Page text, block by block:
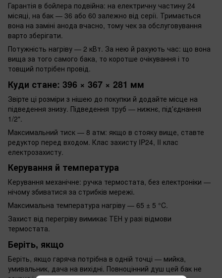
Гарантія в бойлера подвійна: на електричну частину 24
місяці, на бак — 36 або 60 залежно від серії. Тримається
вона на заміні анода вчасно, тому чек за обслуговування
варто зберігати.
Потужність нагріву — 2 кВт. За нею й рахують час: що вона
вища за того самого бака, то коротше очікування і то
товщий потрібен провід.
Куди стане: 396 × 367 × 281 мм
Звірте ці розміри з нішею до покупки й додайте місце на
підведення знизу. Підведення труб — нижнє, підʼєднання
1/2".
Максимальний тиск — 8 атм: якщо в стояку вище, ставте
редуктор перед входом. Клас захисту IP24, II клас
електрозахисту.
Керування й температура
Керування механічне: ручка термостата, без електроніки —
нічому збиватися за стрибків мережі.
Максимальна температура нагріву — 65 ± 5 °C.
Захист від перегріву вимикає ТЕН у разі відмови
термостата.
Беріть, якщо
Беріть, якщо гаряча потрібна в одній точці — мийка,
умивальник, дача на вихідні. Повноцінний душ цей бак не